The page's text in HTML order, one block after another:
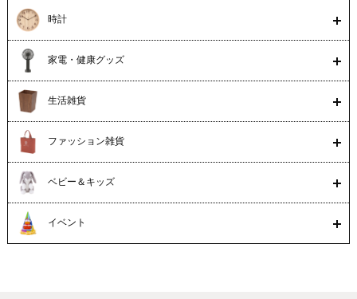
時計
家電・健康グッズ
生活雑貨
ファッション雑貨
ベビー＆キッズ
イベント